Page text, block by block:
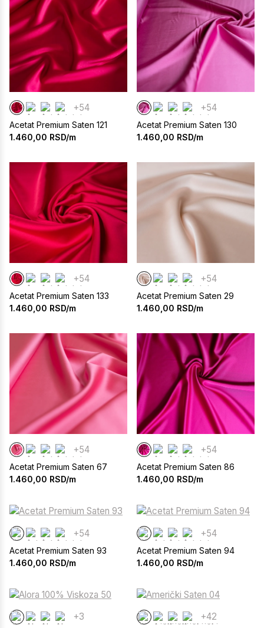
+54
Acetat Premium Saten 121
1.460,00 RSD/m
+54
Acetat Premium Saten 130
1.460,00 RSD/m
+54
Acetat Premium Saten 133
1.460,00 RSD/m
+54
Acetat Premium Saten 29
1.460,00 RSD/m
+54
Acetat Premium Saten 67
1.460,00 RSD/m
+54
Acetat Premium Saten 86
1.460,00 RSD/m
+54
Acetat Premium Saten 93
1.460,00 RSD/m
+54
Acetat Premium Saten 94
1.460,00 RSD/m
+3 +42